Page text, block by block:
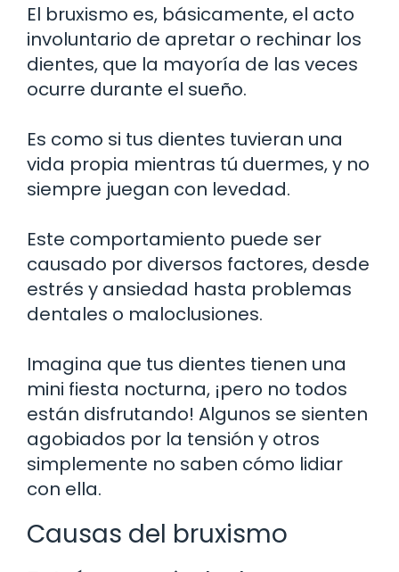
El bruxismo es, básicamente, el acto
involuntario de apretar o rechinar los
dientes, que la mayoría de las veces
ocurre durante el sueño.
Es como si tus dientes tuvieran una
vida propia mientras tú duermes, y no
siempre juegan con levedad.
Este comportamiento puede ser
causado por diversos factores, desde
estrés y ansiedad hasta problemas
dentales o maloclusiones.
Imagina que tus dientes tienen una
mini fiesta nocturna, ¡pero no todos
están disfrutando! Algunos se sienten
agobiados por la tensión y otros
simplemente no saben cómo lidiar
con ella.
Causas del bruxismo